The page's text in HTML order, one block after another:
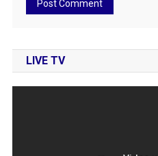
LIVE TV